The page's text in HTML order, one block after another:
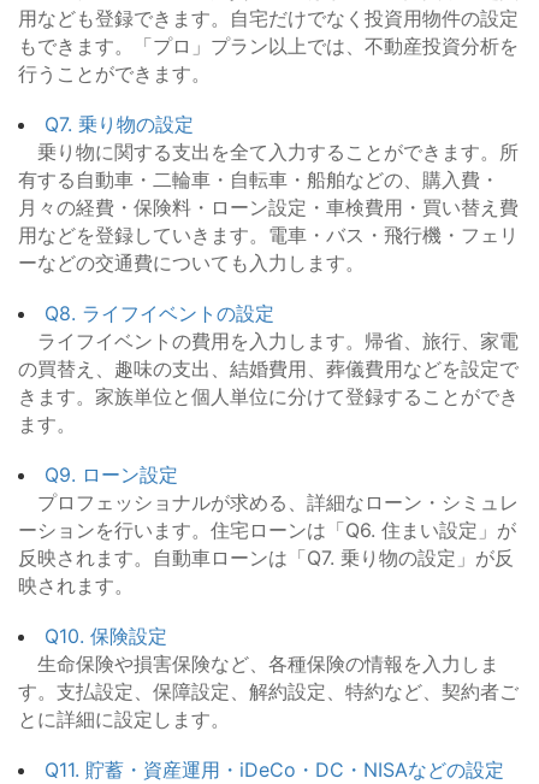
用なども登録できます。自宅だけでなく投資用物件の設定
もできます。「プロ」プラン以上では、不動産投資分析を
行うことができます。
Q7. 乗り物の設定
乗り物に関する支出を全て入力することができます。所
有する自動車・二輪車・自転車・船舶などの、購入費・
月々の経費・保険料・ローン設定・車検費用・買い替え費
用などを登録していきます。電車・バス・飛行機・フェリ
ーなどの交通費についても入力します。
Q8. ライフイベントの設定
ライフイベントの費用を入力します。帰省、旅行、家電
の買替え、趣味の支出、結婚費用、葬儀費用などを設定で
きます。家族単位と個人単位に分けて登録することができ
ます。
Q9. ローン設定
プロフェッショナルが求める、詳細なローン・シミュレ
ーションを行います。住宅ローンは「Q6. 住まい設定」が
反映されます。自動車ローンは「Q7. 乗り物の設定」が反
映されます。
Q10. 保険設定
生命保険や損害保険など、各種保険の情報を入力しま
す。支払設定、保障設定、解約設定、特約など、契約者ご
とに詳細に設定します。
Q11. 貯蓄・資産運用・iDeCo・DC・NISAなどの設定